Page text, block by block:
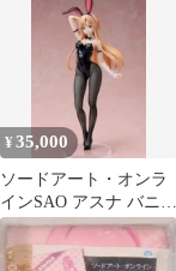
¥35,000
ソードアート・オンラ
インSAO アスナ バニー
Ver.1/4フィギュア結城
明日奈